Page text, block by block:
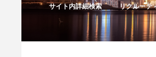
サイト内詳細検索
リクルーテ